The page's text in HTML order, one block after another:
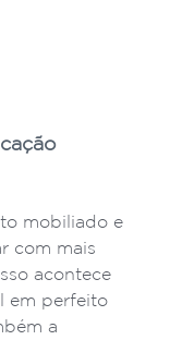
mobiliado e
com mais
acontece
em perfeito
a